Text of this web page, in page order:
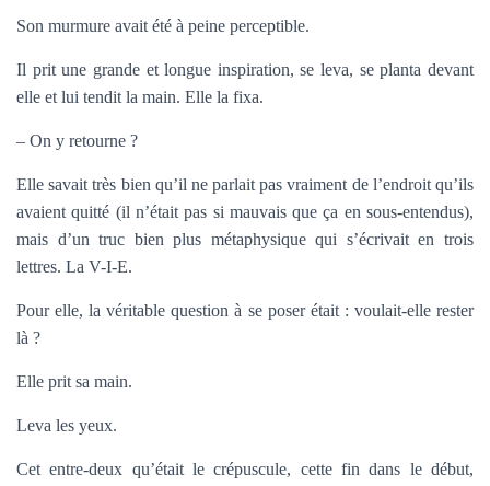
Son murmure avait été à peine perceptible.
Il prit une grande et longue inspiration, se leva, se planta devant
elle et lui tendit la main. Elle la fixa.
– On y retourne ?
Elle savait très bien qu’il ne parlait pas vraiment de l’endroit qu’ils
avaient quitté (il n’était pas si mauvais que ça en sous-entendus),
mais d’un truc bien plus métaphysique qui s’écrivait en trois
lettres. La V-I-E.
Pour elle, la véritable question à se poser était : voulait-elle rester
là ?
Elle prit sa main.
Leva les yeux.
Cet entre-deux qu’était le crépuscule, cette fin dans le début,